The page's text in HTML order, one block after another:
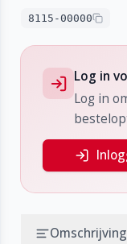
8115-00000
Log in
Log in
Omschrijving